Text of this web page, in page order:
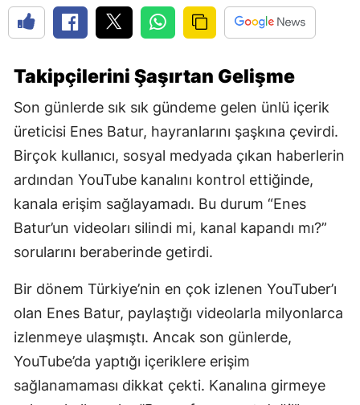
Takipçilerini Şaşırtan Gelişme
Son günlerde sık sık gündeme gelen ünlü içerik
üreticisi Enes Batur, hayranlarını şaşkına çevirdi.
Birçok kullanıcı, sosyal medyada çıkan haberlerin
ardından YouTube kanalını kontrol ettiğinde,
kanala erişim sağlayamadı. Bu durum “Enes
Batur’un videoları silindi mi, kanal kapandı mı?”
sorularını beraberinde getirdi.
Bir dönem Türkiye’nin en çok izlenen YouTuber’ı
olan Enes Batur, paylaştığı videolarla milyonlarca
izlenmeye ulaşmıştı. Ancak son günlerde,
YouTube’da yaptığı içeriklere erişim
sağlanamaması dikkat çekti. Kanalına girmeye